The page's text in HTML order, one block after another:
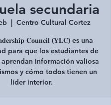
secundaria
  |
Centro Cultural Cortez
𝐂𝐨𝐮𝐧𝐜𝐢𝐥 (𝐘𝐋𝐂) es una
para que los estudiantes de
aprendan información valiosa
y cómo todos tienen un
líder interior.